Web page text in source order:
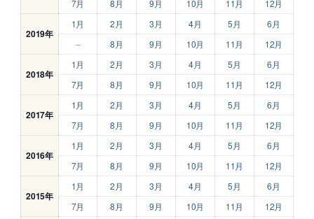
7月
8月 9月 10月 11月 12月
2019年
1月 2月 3月 4月 5月
6月
–
8月 9月 10月 11月 12月
2018年
1月 2月 3月 4月 5月
6月
7月
8月 9月 10月 11月 12月
2017年
1月 2月 3月 4月 5月
6月
7月
8月 9月 10月 11月 12月
2016年
1月 2月 3月 4月 5月
6月
7月
8月 9月 10月 11月 12月
2015年
1月 2月 3月 4月 5月
6月
7月
8月 9月 10月 11月 12月